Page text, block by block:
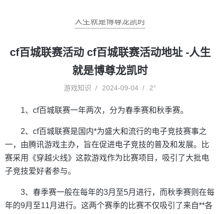
人生就是博尊龙凯时
cf百城联赛活动 cf百城联赛活动地址 -人生
就是博尊龙凯时
游戏知识 2024-09-04 2°
1、cf百城联赛一年两次，分为春季赛和秋季赛。
2、cf百城联赛是国内*为盛大和流行的电子竞技赛事之
一，由腾讯游戏主办，旨在促进电子竞技的普及和发展。比
赛采用《穿越火线》这款游戏作为比赛项目，吸引了大批电
子竞技爱好者参与。
3、春季赛一般在每年的3月至5月进行，而秋季赛则在每
年的9月至11月进行。这两个赛季的比赛不仅吸引了来自**各